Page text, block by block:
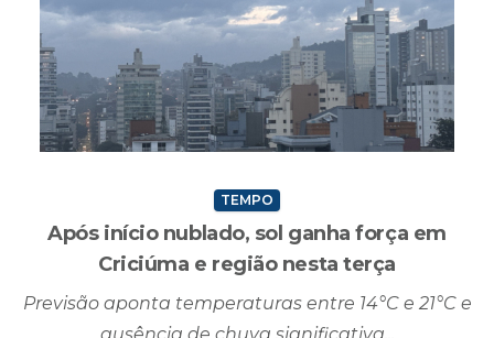
TEMPO
Criciúma e região nesta terça
Previsão aponta temperaturas entre 14°C e 21°C e
ausência de chuva significativa...
Criciúma, SC - 09/06/2026 - 07H02MIN